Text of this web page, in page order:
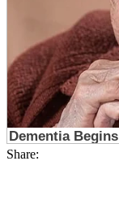
Share: